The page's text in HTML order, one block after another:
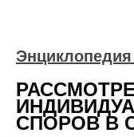
Энциклопедия
СПОРОВ В